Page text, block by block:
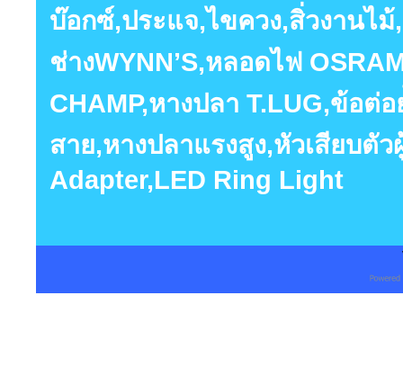
บ๊อกซ์,ประแจ,ไขควง,สิ่วงานไม้
ช่างWYNN’S,หลอดไฟ
CHAMP,หางปลา T.LUG,ข้อ
สาย,หางปลาแรงสูง,หัวเสียบตั
Adapter,LED Ring Light